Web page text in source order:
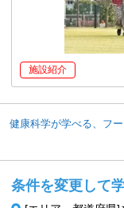
施設紹介
健康科学が学べる、フ
条件を変更して